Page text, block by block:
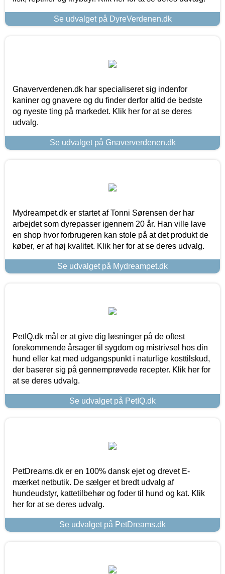
Se udvalget på DyreVerdenen.dk
Gnaververdenen.dk har specialiseret sig indenfor
kaniner og gnavere og du finder derfor altid de bedste
og nyeste ting på markedet. Klik her for at se deres
udvalg.
Se udvalget på Gnaververdenen.dk
Mydreampet.dk er startet af Tonni Sørensen der har
arbejdet som dyrepasser igennem 20 år. Han ville lave
en shop hvor forbrugeren kan stole på at det produkt de
køber, er af høj kvalitet. Klik her for at se deres udvalg.
Se udvalget på Mydreampet.dk
PetIQ.dk mål er at give dig løsninger på de oftest
forekommende årsager til sygdom og mistrivsel hos din
hund eller kat med udgangspunkt i naturlige kosttilskud,
der baserer sig på gennemprøvede recepter. Klik her for
at se deres udvalg.
Se udvalget på PetIQ.dk
PetDreams.dk er en 100% dansk ejet og drevet E-
mærket netbutik. De sælger et bredt udvalg af
hundeudstyr, kattetilbehør og foder til hund og kat. Klik
her for at se deres udvalg.
Se udvalget på PetDreams.dk